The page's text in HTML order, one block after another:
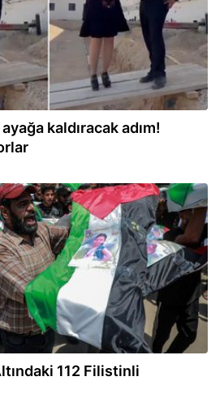
kaldıracak adım!
112 Filistinli